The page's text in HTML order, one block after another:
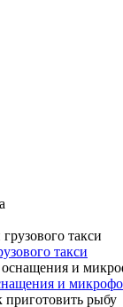
такси
и